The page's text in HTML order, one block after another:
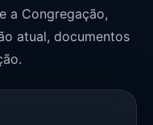
a Congregação,
atual, documentos